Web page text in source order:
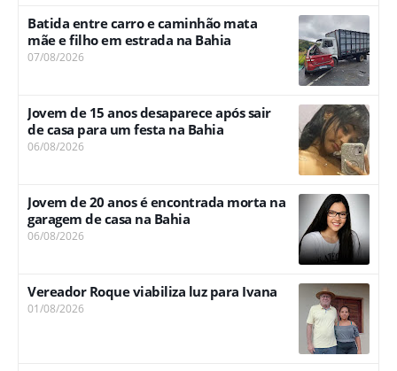
Batida entre carro e caminhão mata
mãe e filho em estrada na Bahia
07/08/2026
Jovem de 15 anos desaparece após sair
de casa para um festa na Bahia
06/08/2026
Jovem de 20 anos é encontrada morta na
garagem de casa na Bahia
06/08/2026
Vereador Roque viabiliza luz para Ivana
01/08/2026